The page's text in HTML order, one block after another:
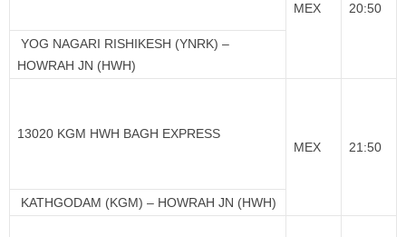
MEX
20:50
YOG NAGARI RISHIKESH (YNRK) –
HOWRAH JN (HWH)
13020 KGM HWH BAGH EXPRESS
MEX
21:50
KATHGODAM (KGM) – HOWRAH JN (HWH)